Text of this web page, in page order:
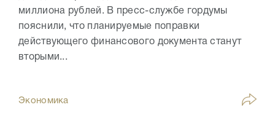
миллиона рублей. В пресс-службе гордумы
пояснили, что планируемые поправки
действующего финансового документа станут
вторыми...
Экономика